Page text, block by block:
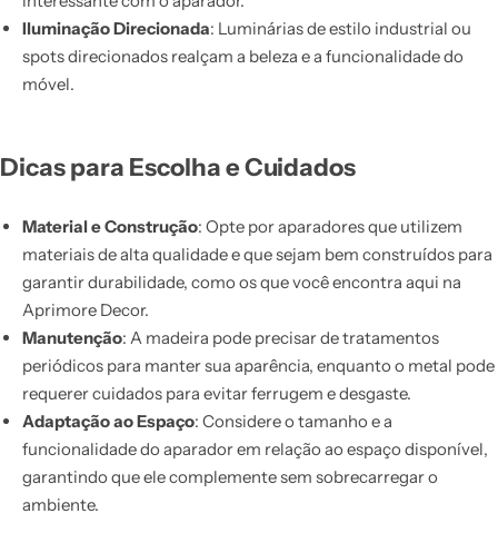
Iluminação Direcionada: Luminárias de estilo industrial ou
spots direcionados realçam a beleza e a funcionalidade do
móvel.
Dicas para Escolha e Cuidados
Material e Construção: Opte por aparadores que utilizem
materiais de alta qualidade e que sejam bem construídos para
garantir durabilidade, como os que você encontra aqui na
Aprimore Decor.
Manutenção: A madeira pode precisar de tratamentos
periódicos para manter sua aparência, enquanto o metal pode
requerer cuidados para evitar ferrugem e desgaste.
Adaptação ao Espaço: Considere o tamanho e a
funcionalidade do aparador em relação ao espaço disponível,
garantindo que ele complemente sem sobrecarregar o
ambiente.